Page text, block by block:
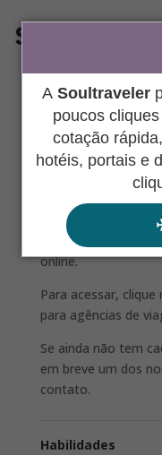
A Soultraveler
poucos
cotação
hotéis, portais e
Cotação:
O câmbio
online.
Para acessar,
para agências de
Se ainda não tem
em breve um dos
contato.
Habilidades